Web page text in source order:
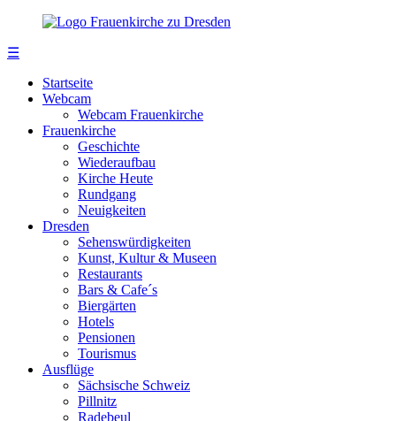
☰
Startseite
Webcam
Webcam Frauenkirche
Frauenkirche
Geschichte
Wiederaufbau
Kirche Heute
Rundgang
Neuigkeiten
Dresden
Sehenswürdigkeiten
Kunst, Kultur & Museen
Restaurants
Bars & Cafe´s
Biergärten
Hotels
Pensionen
Tourismus
Ausflüge
Sächsische Schweiz
Pillnitz
Radebeul